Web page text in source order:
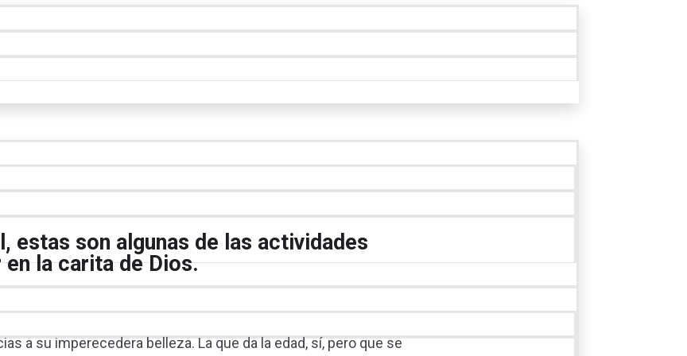
estas son algunas de las actividades
la carita de Dios.
a su imperecedera belleza. La que da la edad, sí, pero que se